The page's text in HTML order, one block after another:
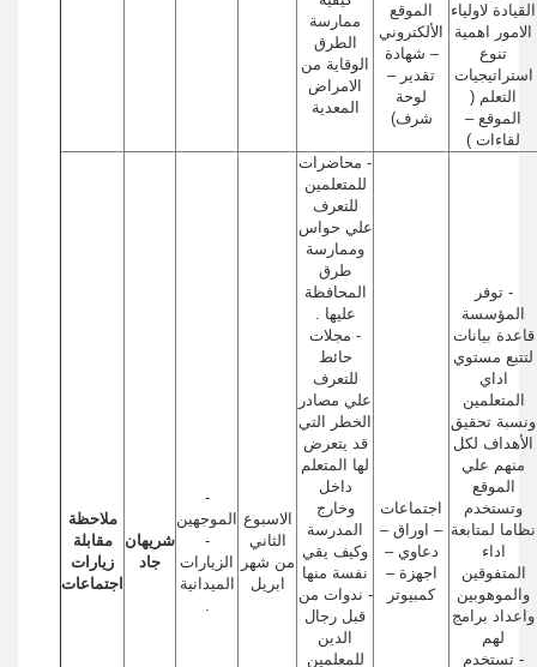
القيادة لاولياء
الامور اهمية
تنوع
استراتيجيات
التعلم (
الموقع –
لقاءات )
الموقع
الألكتروني
– شهادة
تقدير –
لوحة
شرف)
ممارسة
الطرق
الوقاية من
الامراض
المعدية
- توفر
المؤسسة
قاعدة بيانات
لتتبع مستوي
اداي
المتعلمين
ونسبة تحقيق
الأهداف لكل
منهم علي
الموقع
وتستخدم
نظاما لمتابعة
اداء
المتفوقين
والموهوبين
واعداد برامج
لهم
- تستخدم
اجتماعات
– اوراق –
دعاوي –
اجهزة –
كمبيوتر
- محاضرات
للمتعلمين
للتعرف
علي حواس
وممارسة
طرق
المحافظة
عليها .
- مجلات
حائط
للتعرف
علي مصادر
الخطر التي
قد يتعرض
لها المتعلم
داخل
وخارج
المدرسة
وكيف يقي
نفسة منها
- ندوات من
قبل رجال
الدين
للمعلمين
الاسبوع
الثاني
من شهر
ابريل
-
الموجهين
-
الزيارات
الميدانية
شريهان
جاد
ملاحظة
مقابلة
زيارات
اجتماعات